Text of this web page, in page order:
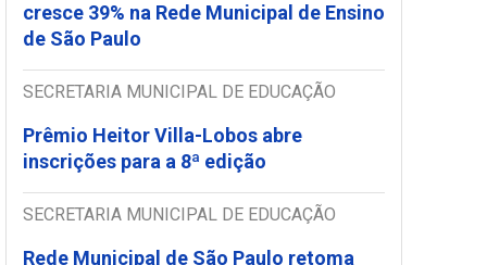
cresce 39% na Rede Municipal de Ensino
de São Paulo
SECRETARIA MUNICIPAL DE EDUCAÇÃO
Prêmio Heitor Villa-Lobos abre
inscrições para a 8ª edição
SECRETARIA MUNICIPAL DE EDUCAÇÃO
Rede Municipal de São Paulo retoma